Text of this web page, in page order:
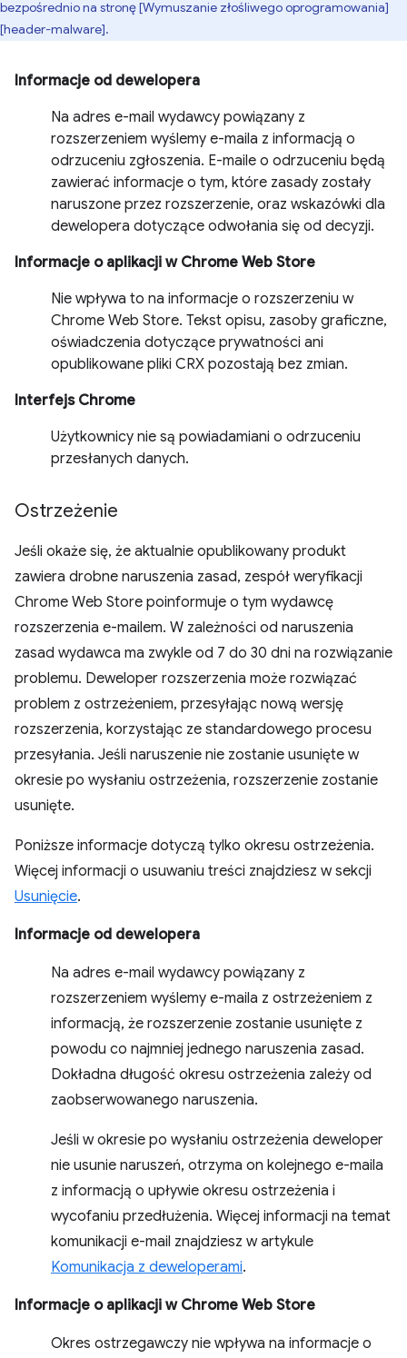
bezpośrednio na stronę [Wymuszanie złośliwego oprogramowania]
[header-malware].
Informacje od dewelopera
Na adres e-mail wydawcy powiązany z
rozszerzeniem wyślemy e-maila z informacją o
odrzuceniu zgłoszenia. E-maile o odrzuceniu będą
zawierać informacje o tym, które zasady zostały
naruszone przez rozszerzenie, oraz wskazówki dla
dewelopera dotyczące odwołania się od decyzji.
Informacje o aplikacji w Chrome Web Store
Nie wpływa to na informacje o rozszerzeniu w
Chrome Web Store. Tekst opisu, zasoby graficzne,
oświadczenia dotyczące prywatności ani
opublikowane pliki CRX pozostają bez zmian.
Interfejs Chrome
Użytkownicy nie są powiadamiani o odrzuceniu
przesłanych danych.
Ostrzeżenie
Jeśli okaże się, że aktualnie opublikowany produkt
zawiera drobne naruszenia zasad, zespół weryfikacji
Chrome Web Store poinformuje o tym wydawcę
rozszerzenia e-mailem. W zależności od naruszenia
zasad wydawca ma zwykle od 7 do 30 dni na rozwiązanie
problemu. Deweloper rozszerzenia może rozwiązać
problem z ostrzeżeniem, przesyłając nową wersję
rozszerzenia, korzystając ze standardowego procesu
przesyłania. Jeśli naruszenie nie zostanie usunięte w
okresie po wysłaniu ostrzeżenia, rozszerzenie zostanie
usunięte.
Poniższe informacje dotyczą tylko okresu ostrzeżenia.
Więcej informacji o usuwaniu treści znajdziesz w sekcji
Usunięcie.
Informacje od dewelopera
Na adres e-mail wydawcy powiązany z
rozszerzeniem wyślemy e-maila z ostrzeżeniem z
informacją, że rozszerzenie zostanie usunięte z
powodu co najmniej jednego naruszenia zasad.
Dokładna długość okresu ostrzeżenia zależy od
zaobserwowanego naruszenia.
Jeśli w okresie po wysłaniu ostrzeżenia deweloper
nie usunie naruszeń, otrzyma on kolejnego e-maila
z informacją o upływie okresu ostrzeżenia i
wycofaniu przedłużenia. Więcej informacji na temat
komunikacji e-mail znajdziesz w artykule
Komunikacja z deweloperami.
Informacje o aplikacji w Chrome Web Store
Okres ostrzegawczy nie wpływa na informacje o